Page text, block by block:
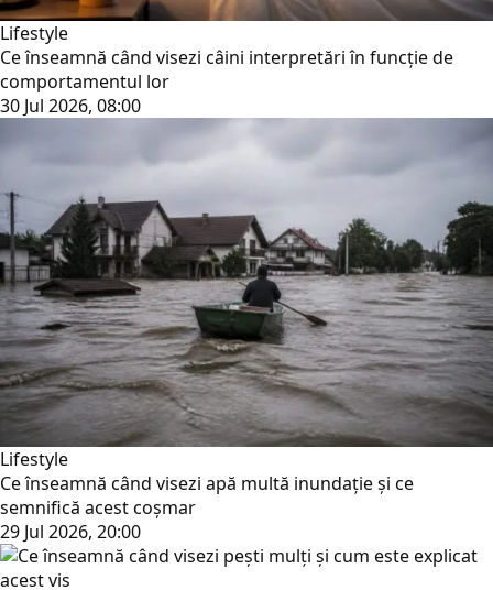
Lifestyle
Ce înseamnă când visezi câini interpretări în funcție de
comportamentul lor
30 Jul 2026, 08:00
Lifestyle
Ce înseamnă când visezi apă multă inundație și ce
semnifică acest coșmar
29 Jul 2026, 20:00